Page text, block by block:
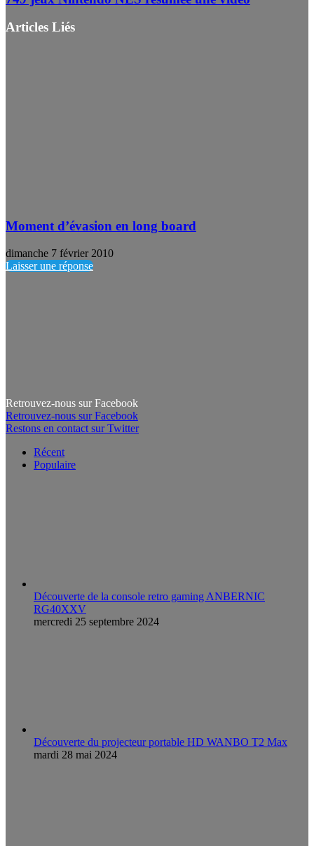
Articles Liés
Moment d’évasion en long board
dimanche 7 février 2010
Laisser une réponse
Retrouvez-nous sur Facebook
Retrouvez-nous sur Facebook
Restons en contact sur Twitter
Récent
Populaire
Découverte de la console retro gaming ANBERNIC
RG40XXV
mercredi 25 septembre 2024
Découverte du projecteur portable HD WANBO T2 Max
mardi 28 mai 2024